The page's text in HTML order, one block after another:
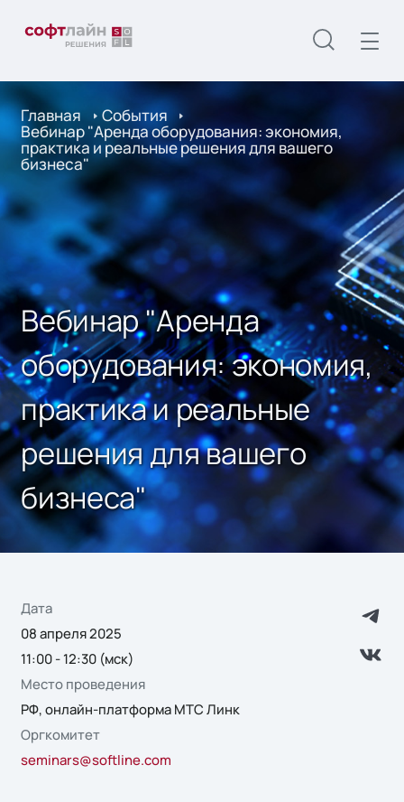
Главная События
Вебинар "Аренда оборудования: экономия,
практика и реальные решения для вашего
бизнеса"
Вебинар "Аренда
оборудования: экономия,
практика и реальные
решения для вашего
бизнеса"
Дата
08 апреля 2025
11:00 - 12:30 (мск)
Место проведения
РФ, онлайн-платформа МТС Линк
Оргкомитет
seminars@softline.com